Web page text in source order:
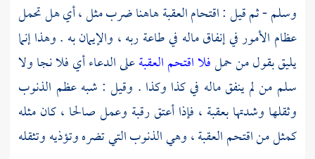
وسلم - ثم قيل : اقتحام العقبة هاهنا ضرب مثل ، أي هل تحمل
عظام الأمور في إنفاق ماله في طاعة ربه ، والإيمان به . وهذا إنما
يليق بقول من حملفلا اقتحم العقبةعلى الدعاء أي فلا نجا ولا
سلم من لم ينفق ماله في كذا وكذا . وقيل : شبه عظم الذنوب
وثقلها وشدتها بعقبة ، فإذا أعتق رقبة وعمل صالحا ، كان مثله
كمثل من اقتحم العقبة ، وهي الذنوب التي تضره وتؤذيه وتثقله